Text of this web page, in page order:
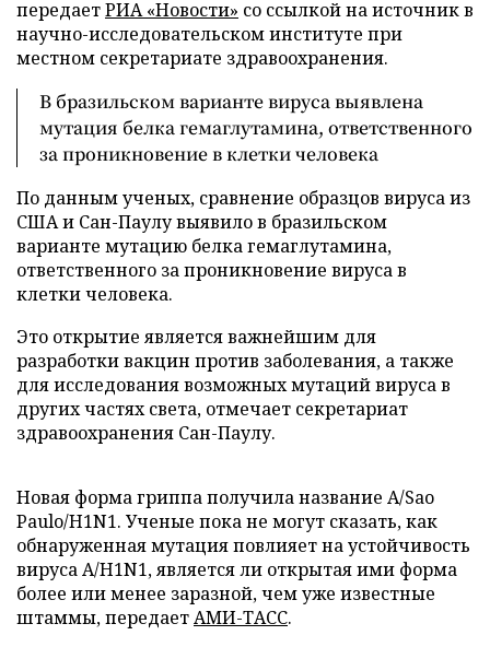
передаетРИА «Новости» со ссылкой на источник в
научно-исследовательском институте при
местном секретариате здравоохранения.
В бразильском варианте вируса выявлена
мутация белка гемаглутамина, ответственного
за проникновение в клетки человека
По данным ученых, сравнение образцов вируса из
США и Сан-Паулу выявило в бразильском
варианте мутацию белка гемаглутамина,
ответственного за проникновение вируса в
клетки человека.
Это открытие является важнейшим для
разработки вакцин против заболевания, а также
для исследования возможных мутаций вируса в
других частях света, отмечает секретариат
здравоохранения Сан-Паулу.
Новая форма гриппа получила название A/Sao
Paulo/H1N1. Ученые пока не могут сказать, как
обнаруженная мутация повлияет на устойчивость
вируса A/H1N1, является ли открытая ими форма
более или менее заразной, чем уже известные
штаммы, передаетАМИ-ТАСС.